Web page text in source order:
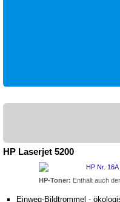
HP Laserjet 5200
HP-Toner: Enthält auch
Einweg-Bildtrommel -